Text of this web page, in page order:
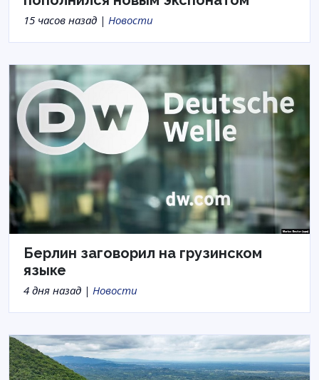
15 часов назад | Новости
Берлин заговорил на грузинском
языке
4 дня назад | Новости